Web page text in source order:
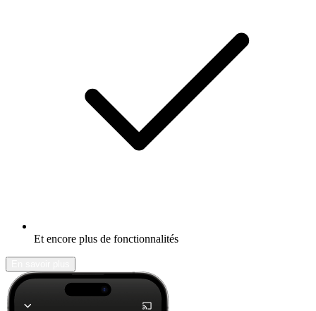
Et encore plus de fonctionnalités